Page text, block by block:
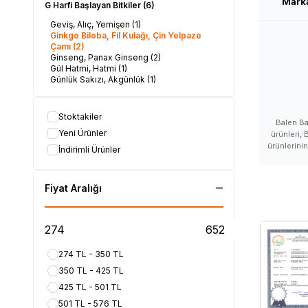
G Harfi Başlayan Bitkiler (6)
Geviş, Alıç, Yemişen (1)
Ginkgo Biloba, Fil Kulağı, Çin Yelpaze
Çamı (2)
Ginseng, Panax Ginseng (2)
Gül Hatmi, Hatmi (1)
Günlük Sakızı, Akgünlük (1)
Stoktakiler
Yeni Ürünler
İndirimli Ürünler
Fiyat Aralığı
274 TL - 350 TL
350 TL - 425 TL
425 TL - 501 TL
501 TL - 576 TL
Balen
ürünleri,
ürünlerinin
bir marka,
zararları,
nerede
ürünü
#LokmanAVM